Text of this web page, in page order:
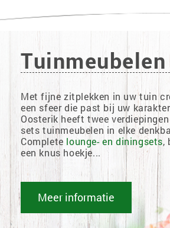
Tuinmeubelen
Met fijne zitplekken in uw tuin
een sfeer die past bij uw
Oosterik heeft twee
sets tuinmeubelen in elke
Complete lounge- en diningsets,
een knus hoekje...
Meer informatie